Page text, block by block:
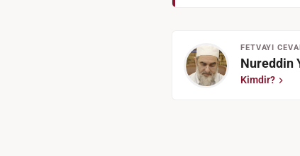
FETVAYI
Nureddin
Kimdir?